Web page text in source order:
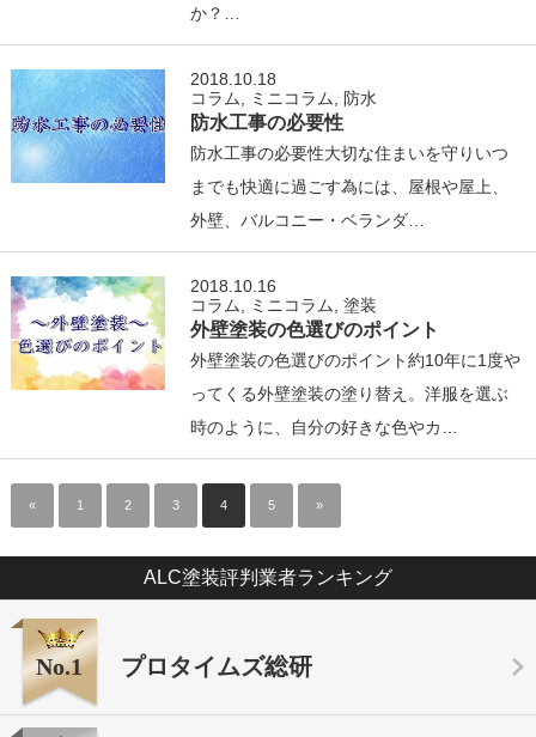
か？…
2018.10.18
コラム
ミニコラム 防水
防水工事の必要性
防水工事の必要性大切な住まいを守りいつ
までも快適に過ごす為には、屋根や屋上、
外壁、バルコニー・ベランダ…
2018.10.16
コラム
ミニコラム ,塗装
外壁塗装の色選びのポイント
外壁塗装の色選びのポイント約10年に1度や
ってくる外壁塗装の塗り替え。洋服を選ぶ
時のように、自分の好きな色やカ…
« 1 2 3 4 5 »
ALC塗装評判業者ランキング
No.1 プロタイムズ総研